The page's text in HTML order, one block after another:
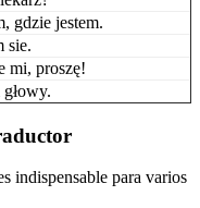
gdzie jestem.
sie.
mi, proszę!
indispensable para varios